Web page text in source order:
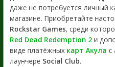
даже не потребуется личный
магазине. Приобретайте
Rockstar Games, среди
Red Dead Redemption 2и
виде платёжных карт Акула с
лаунчере Social Club.